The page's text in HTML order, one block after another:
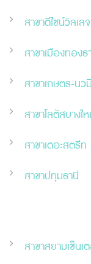
สาขาดีไซน์วิลเล
สาขาเมืองทองธ
สาขาเกษตร-นว
สาขาโลตัสบางใ
สาขาเดอะสตรีท
สาขาปทุมธานี
สาขาสยามเซ็นเ